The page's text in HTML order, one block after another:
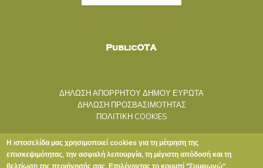
ΔΗΛΩΣΗ ΑΠΟΡΡΗΤΟΥ ΔΗΜΟΥ ΕΥΡΩΤΑ
ΔΗΛΩΣΗ ΠΡΟΣΒΑΣΙΜΟΤΗΤΑΣ
ΠΟΛΙΤΙΚΗ COOKIES
Η ιστοσελίδα μας χρησιμοποιεί cookies για τη μέτρηση της
επισκεψιμότητας, την ασφαλή λειτουργία, τη μέγιστη απόδοσή και τη
βελτίωση της περιήγησής σας. Επιλέγοντας το κουμπί "Συμφωνώ",